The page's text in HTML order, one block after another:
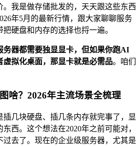
。我是做存储批发的，天天跟这些东西
年5月的最新行情，跟大家聊聊服务
硬盘和内存的选择也捋一遍。
务器都需要独显显卡，但如果你跑AI
虚拟化桌面，那显卡就是必需品。咱们
啥？2026年主流场景全梳理
几块硬盘、插几条内存就完事了，显
西。这个想法在2020年之前可能对，
过去了。现在的企业级服务器，尤其是